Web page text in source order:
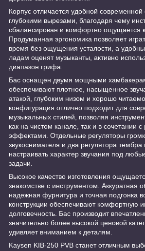
Корпус отличается удобной
глубокими вырезами, благодаря чему
сбалансирован и комфортно ощущается
Продуманная эргономика позволяет
время без ощущения усталости, а
ладам оценят музыканты, активно
диапазон грифа.
Бас оснащен двумя мощными
обеспечивают плотное, насыщенное
атакой, глубоким низом и хорошо
конфигурация отлично подходит для
музыкальных стилей, позволяя
как на чистом канале, так и в сочетании
эффектами. Отдельные регуляторы
звукоснимателя и два регулятора тембра
настраивать характер звучания под
задачи.
Высокое качество изготовления
знакомстве с инструментом. Аккуратная
надежная фурнитура и точная подгонка
конструкции обеспечивают комфортную
долговечность. Бас производит
значительно более высокой ценовой
удивляет вниманием к деталям.
Kaysen KIB-250 PVB станет отличным